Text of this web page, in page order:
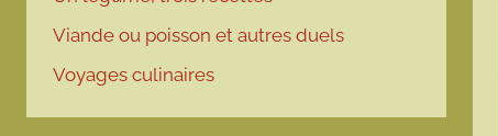
Viande ou poisson et autres duels
Voyages culinaires